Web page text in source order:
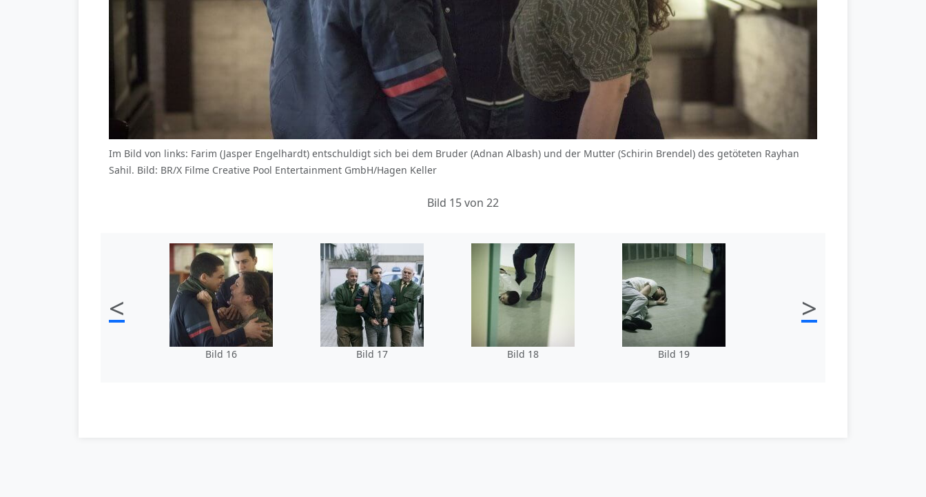
Im Bild von links: Farim (Jasper Engelhardt) entschuldigt sich bei dem Bruder (Adnan Albash) und der Mutter (Schirin Brendel) des getöteten Rayhan
Sahil. Bild: BR/X Filme Creative Pool Entertainment GmbH/Hagen Keller
Bild 15 von 22
<
Bild 16 Bild 17 Bild 18 Bild 19
>